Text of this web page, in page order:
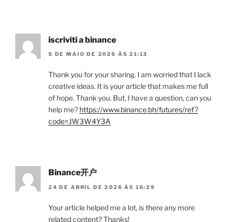
iscriviti a binance
5 DE MAIO DE 2026 ÀS 21:13
Thank you for your sharing. I am worried that I lack
creative ideas. It is your article that makes me full
of hope. Thank you. But, I have a question, can you
help me? https://www.binance.bh/futures/ref?
code=JW3W4Y3A
Binance开户
24 DE ABRIL DE 2026 ÀS 16:29
Your article helped me a lot, is there any more
related content? Thanks!